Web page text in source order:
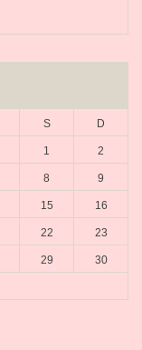
S D
1 2
8 9
15 16
22 23
29 30